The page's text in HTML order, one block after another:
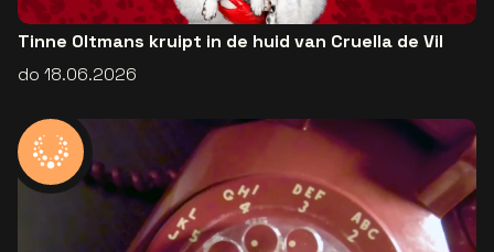
Tinne Oltmans kruipt in de huid van Cruella de Vil
do 18.06.2026